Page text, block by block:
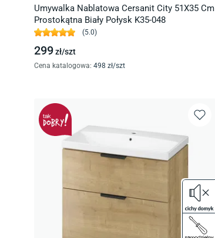
Umywalka Nablatowa Cersanit City 51X35 Cm
Prostokątna Biały Połysk K35-048
(5.0)
299zł/szt
Cena katalogowa: 498 zł/szt